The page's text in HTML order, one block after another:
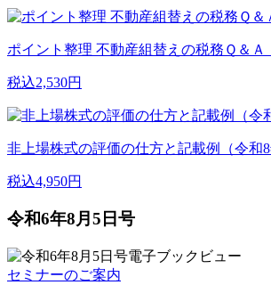
ポイント整理 不動産組替えの税務Ｑ＆Ａ
税込2,530円
非上場株式の評価の仕方と記載例（令和8
税込4,950円
令和6年8月5日号
セミナーのご案内